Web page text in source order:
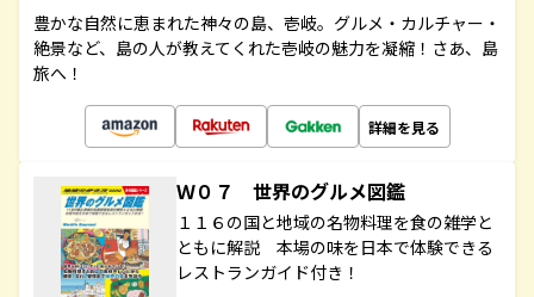
豊かな自然に恵まれた神々の島、壱岐。グルメ・カルチャー・
絶景など、島の人が教えてくれた壱岐の魅力を凝縮！さあ、島
旅へ！
詳細を見る
Ｗ０７ 世界のグルメ図鑑
１１６の国と地域の名物料理を食の雑学と
ともに解説 本場の味を日本で体験できる
レストランガイド付き！